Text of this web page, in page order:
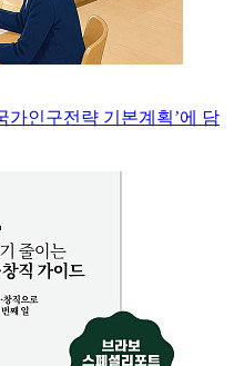
가인구전략 기본계획’에 담